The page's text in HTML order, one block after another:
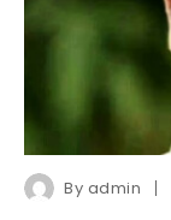
By admin